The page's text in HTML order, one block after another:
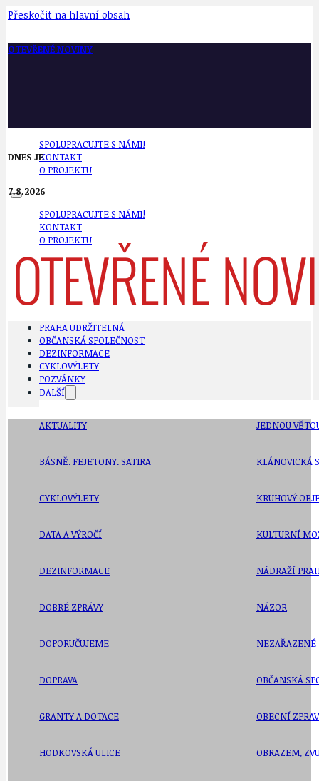
Přeskočit na hlavní obsah
OTEVŘENÉ NOVINY
SPOLUPRACUJTE S NÁMI!
KONTAKT
O PROJEKTU
SPOLUPRACUJTE S NÁMI!
KONTAKT
O PROJEKTU
DNES JE
7.8.2026
PRAHA UDRŽITELNÁ
OBČANSKÁ SPOLEČNOST
DEZINFORMACE
CYKLOVÝLETY
POZVÁNKY
DALŠÍ
AKTUALITY
BÁSNĚ. FEJETONY. SATIRA
CYKLOVÝLETY
DATA A VÝROČÍ
DEZINFORMACE
DOBRÉ ZPRÁVY
DOPORUČUJEME
DOPRAVA
GRANTY A DOTACE
HODKOVSKÁ ULICE
JEDNOU
KLÁNOVICKÁ
KRUHOVÝ
KULTURNÍ
NÁDRAŽÍ
NÁZOR
NEZAŘAZENÉ
OBČANSKÁ
OBECNÍ
OBRAZEM,